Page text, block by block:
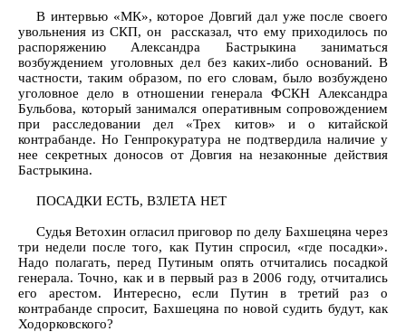
В интервью «МК», которое Довгий дал уже после своего
увольнения из СКП, он рассказал, что ему приходилось по
распоряжению Александра Бастрыкина заниматься
возбуждением уголовных дел без каких-либо оснований. В
частности, таким образом, по его словам, было возбуждено
уголовное дело в отношении генерала ФСКН Александра
Бульбова, который занимался оперативным сопровождением
при расследовании дел «Трех китов» и о китайской
контрабанде. Но Генпрокуратура не подтвердила наличие у
нее секретных доносов от Довгия на незаконные действия
Бастрыкина.
ПОСАДКИ ЕСТЬ, ВЗЛЕТА НЕТ
Судья Ветохин огласил приговор по делу Бахшецяна через
три недели после того, как Путин спросил, «где посадки».
Надо полагать, перед Путиным опять отчитались посадкой
генерала. Точно, как и в первый раз в 2006 году, отчитались
его арестом. Интересно, если Путин в третий раз о
контрабанде спросит, Бахшецяна по новой судить будут, как
Ходорковского?